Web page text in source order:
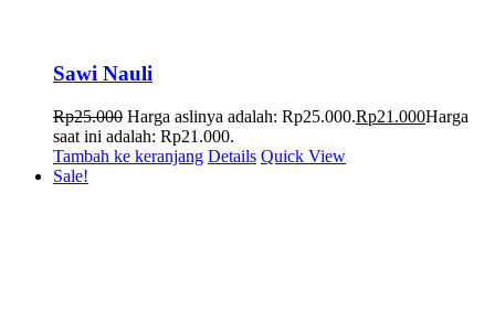
Sawi Nauli
Rp25.000 Harga aslinya adalah: Rp25.000.Rp21.000Harga
saat ini adalah: Rp21.000.
Tambah ke keranjang Details Quick View
Sale!